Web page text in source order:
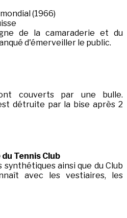
(1966)
de la camaraderie et du
d'émerveiller le public.
couverts par une bulle.
détruite par la bise après 2
Tennis Club
ainsi que du Club
avec les vestiaires, les